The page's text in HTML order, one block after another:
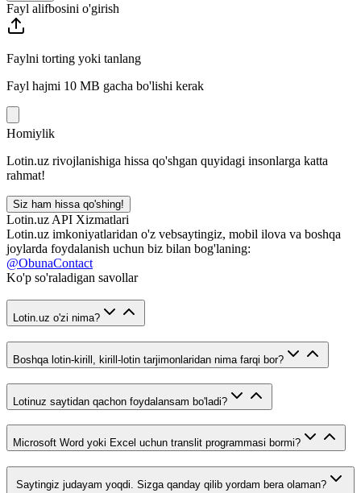
Fayl alifbosini o'girish
Faylni torting yoki tanlang
Fayl hajmi 10 MB gacha bo'lishi kerak
Homiylik
Lotin.uz rivojlanishiga hissa qo'shgan quyidagi insonlarga katta
rahmat!
Siz ham hissa qo'shing!
Lotin.uz API Xizmatlari
Lotin.uz imkoniyatlaridan o'z vebsaytingiz, mobil ilova va boshqa
joylarda foydalanish uchun biz bilan bog'laning:
@ObunaContact
Ko'p so'raladigan savollar
Lotin.uz o'zi nima?
Boshqa lotin-kirill, kirill-lotin tarjimonlaridan nima farqi bor?
Lotinuz saytidan qachon foydalansam bo'ladi?
Microsoft Word yoki Excel uchun translit programmasi bormi?
Saytingiz judayam yoqdi. Sizga qanday qilib yordam bera olaman?